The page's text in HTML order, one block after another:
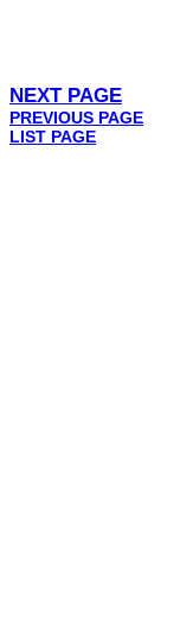
NEXT PAGE
PREVIOUS PAGE
LIST PAGE